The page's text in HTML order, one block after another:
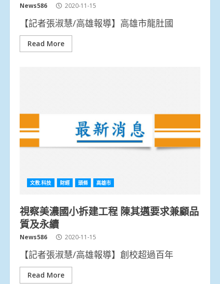
News586 2020-11-15
【記者張淑慧/高雄報導】高雄市龍肚國
Read More
文教.科技 財經 頭條 高雄市
視察美濃國小拆建工程 陳其邁要求兼顧品
質及永續
News586 2020-11-15
【記者張淑慧/高雄報導】創校超過百年
Read More